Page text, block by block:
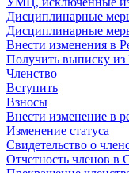
Дисциплинарные
Дисциплинарные
Внести изменения в
Получить выписку из
Членство
Вступить
Взносы
Внести изменение в
Изменение статуса
Свидетельство о
Отчетность членов